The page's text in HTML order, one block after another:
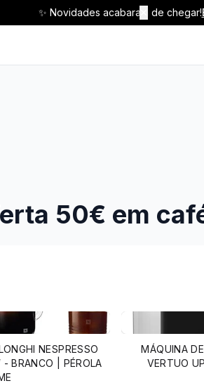
✨ Novidades acabaram de chegar!
50€ em
NESPRESSO
BRANCO | PÉROLA
MÁQUINA
VERTUO